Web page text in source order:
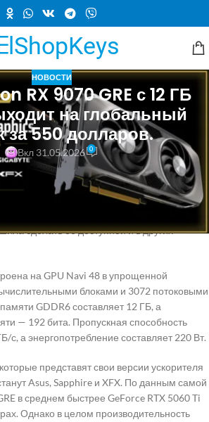
НОВОСТИ
RX 9070 GRE с 12 ГБ
на глобальный
за 550 долларов.
Вкл 31.05.2026 0
запуску новой видеокарты Radeon RX
1 июня, а рекомендованная цена,
Videocardz, составит 550 долларов.
сделать её доступной и в других
на GPU Navi 48 в упрощенной
блоками и 3072 потоковыми
GDDR6 составляет 12 ГБ, а
— 192 бита. Пропускная способность
с, а энергопотребление составляет 220 Вт.
представят свои версии ускорителя
Asus, Sapphire и XFX. По данным самой
в среднем быстрее GeForce RTX 5060 Ti
Однако в целом производительность